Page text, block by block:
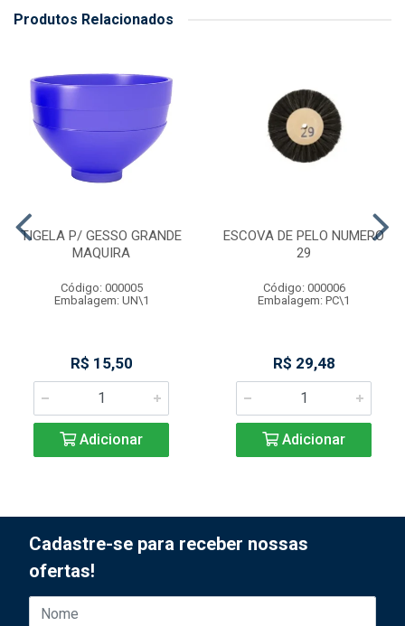
Produtos Relacionados
TIGELA P/ GESSO GRANDE
MAQUIRA
Código: 000005
Embalagem: UN\1
R$ 15,50
Adicionar
ESCOVA DE PELO NUMERO
29
Código: 000006
Embalagem: PC\1
R$ 29,48
Adicionar
Cadastre-se para receber nossas
ofertas!